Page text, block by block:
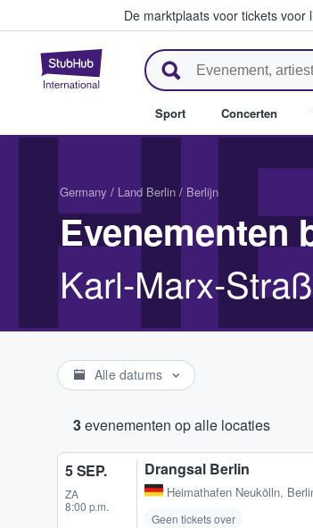
De marktplaats voor tickets voor
StubHub: waar fans
Sport Concerten
Germany / Land Berlin / Berlijn
Evenementen
Karl-Marx-
Alle datums
3evenementen op alle locaties
5 SEP.
ZA
8:00 p.m.
Drangsal Berlin
Heimathafen Neukölln,
Geen tickets over